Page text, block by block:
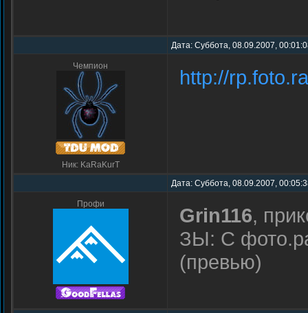
Дата: Суббота, 08.09.2007,
Чемпион
Ник: KaRaKurT
http://
Дата: Суббота, 08.09.2007,
Профи Grin116,
ЗЫ: С
(превью)